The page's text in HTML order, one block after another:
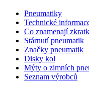
Pneumatiky
Technické
Co znamenají
Stárnutí pneumatik
Značky pneumatik
Disky kol
Mýty o zimních
Seznam výrobců